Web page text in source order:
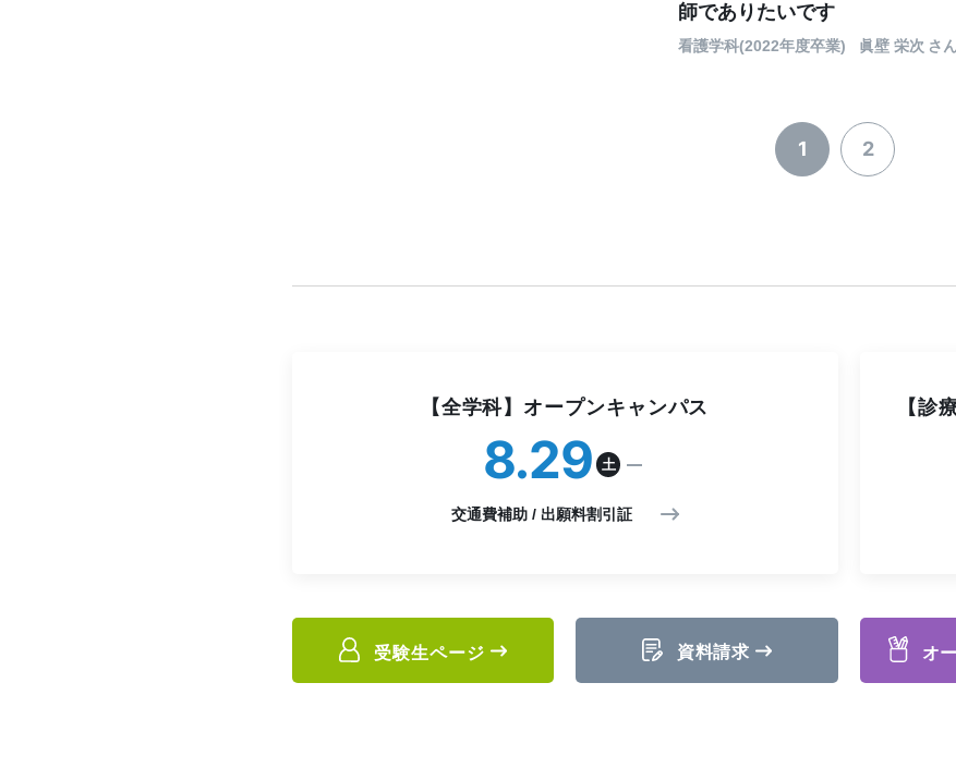
師でありたいです
看護学科(2022年度卒業) 眞壁 栄次 さ
1 2
【全学科】オープンキャンパス
8 29 土
交通費補助 / 出願料割引証
【診
受験生ページ 資料請求 オ